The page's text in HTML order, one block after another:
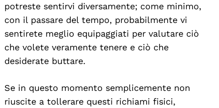
potreste sentirvi diversamente; come minimo,
con il passare del tempo, probabilmente vi
sentirete meglio equipaggiati per valutare ciò
che volete veramente tenere e ciò che
desiderate buttare.
Se in questo momento semplicemente non
riuscite a tollerare questi richiami fisici,